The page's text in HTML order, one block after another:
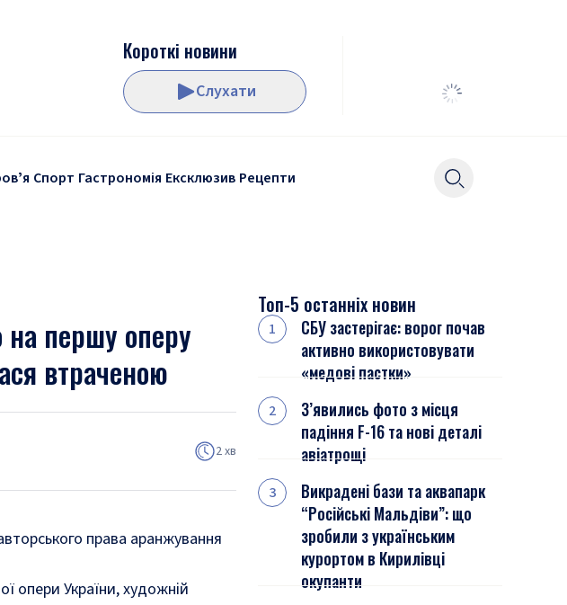
Короткі новини
Слухати
Спорт Гастрономія Ексклюзив Рецепти
на першу оперу
втраченою
2 хв
права аранжування
опери України, художній
Топ-5 останніх новин
СБУ застерігає: ворог почав
активно використовувати
«медові пастки»
З’явились фото з місця
падіння F-16 та нові деталі
авіатрощі
Викрадені бази та аквапарк
“Російські Мальдіви”: що
зробили з українським
курортом в Кирилівці
окупанти